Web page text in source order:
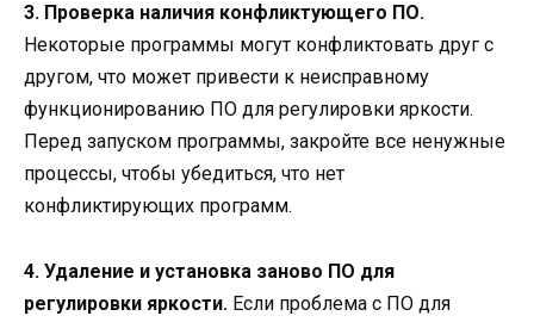
3. Проверка наличия конфликтующего ПО.
Некоторые программы могут конфликтовать друг с
другом, что может привести к неисправному
функционированию ПО для регулировки яркости.
Перед запуском программы, закройте все ненужные
процессы, чтобы убедиться, что нет
конфликтирующих программ.
4. Удаление и установка заново ПО для
регулировки яркости. Если проблема с ПО для